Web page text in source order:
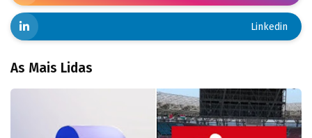
Linkedin
As Mais Lidas